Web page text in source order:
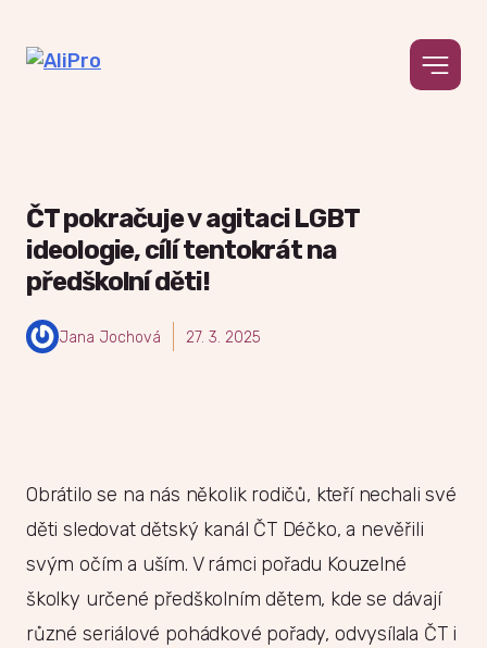
ČT pokračuje v agitaci LGBT
ideologie, cílí tentokrát na
předškolní děti!
27. 3. 2025
Jana Jochová
Obrátilo se na nás několik rodičů, kteří nechali své
děti sledovat dětský kanál ČT Déčko, a nevěřili
svým očím a uším. V rámci pořadu Kouzelné
školky určené předškolním dětem, kde se dávají
různé seriálové pohádkové pořady, odvysílala ČT i